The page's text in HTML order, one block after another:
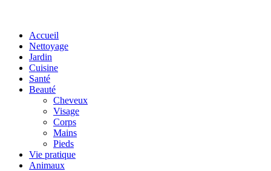
Accueil
Nettoyage
Jardin
Cuisine
Santé
Beauté
Cheveux
Visage
Corps
Mains
Pieds
Vie pratique
Animaux